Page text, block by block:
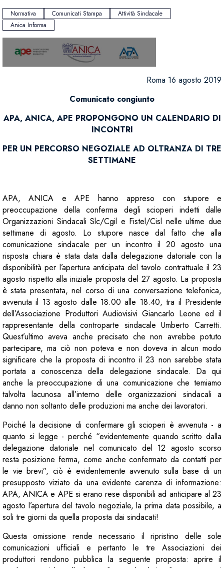
Normativa Comunicati Stampa
Attività Sindacale
Anica Informa
Roma 16 agosto 2019
Comunicato congiunto
APA, ANICA, APE PROPONGONO UN CALENDARIO DI
INCONTRI
PER UN PERCORSO NEGOZIALE AD OLTRANZA DI TRE
SETTIMANE
APA, ANICA e APE hanno appreso con stupore e
preoccupazione della conferma degli scioperi indetti dalle
Organizzazioni Sindacali Slc/Cgil e Fistel/Cisl nelle ultime due
settimane di agosto. Lo stupore nasce dal fatto che alla
comunicazione sindacale per un incontro il 20 agosto una
risposta chiara è stata data dalla delegazione datoriale con la
disponibilità per l’apertura anticipata del tavolo contrattuale il 23
agosto rispetto alla iniziale proposta del 27 agosto. La proposta
è stata presentata, nel corso di una conversazione telefonica,
avvenuta il 13 agosto dalle 18.00 alle 18.40, tra il Presidente
dell’Associazione Produttori Audiovisivi Giancarlo Leone ed il
rappresentante della controparte sindacale Umberto Carretti.
Quest’ultimo aveva anche precisato che non avrebbe potuto
partecipare, ma ciò non poteva e non doveva in alcun modo
significare che la proposta di incontro il 23 non sarebbe stata
portata a conoscenza della delegazione sindacale. Da qui
anche la preoccupazione di una comunicazione che temiamo
talvolta lacunosa all’interno delle organizzazioni sindacali a
danno non soltanto delle produzioni ma anche dei lavoratori.
Poiché la decisione di confermare gli scioperi è avvenuta - a
quanto si legge - perché “evidentemente quando scritto dalla
delegazione datoriale nel comunicato del 12 agosto scorso
resta posizione ferma, come anche confermato da contatti per
le vie brevi”, ciò è evidentemente avvenuto sulla base di un
presupposto viziato da una evidente carenza di informazione:
APA, ANICA e APE si erano rese disponibili ad anticipare al 23
agosto l’apertura del tavolo negoziale, la prima data possibile, a
soli tre giorni da quella proposta dai sindacati!
Questa omissione rende necessario il ripristino delle sole
comunicazioni ufficiali e pertanto le tre Associazioni dei
produttori rendono pubblica la seguente proposta: aprire il